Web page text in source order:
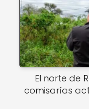
El norte de
comisarías